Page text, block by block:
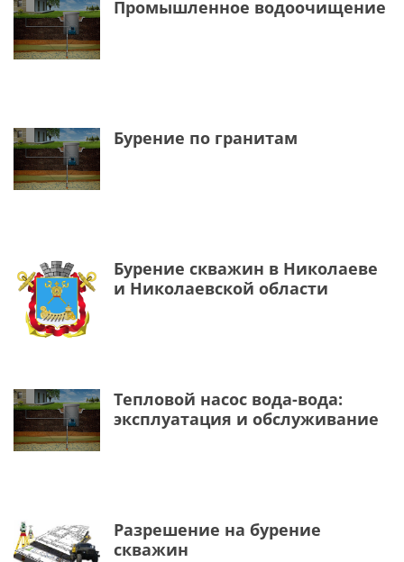
Промышленное водоочищение
Бурение по гранитам
Бурение скважин в Николаеве
и Николаевской области
Тепловой насос вода-вода:
эксплуатация и обслуживание
Разрешение на бурение
скважин